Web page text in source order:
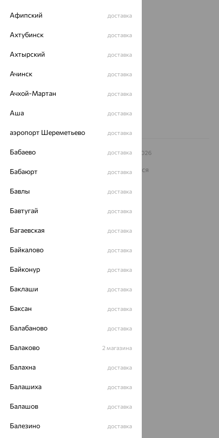
ул. Зегеля, 27/2
Другие города
Заказать звонок
© ООО «Ювелирный дом «Кристалл»,2009 – 2026
На информационном ресурсе применяются
рекомендательные технологии
ОГРН 1044800168379
Разработка сайта —
Афипский доставка
Ахтубинск доставка
Ахтырский доставка
Ачинск доставка
Ачхой-Мартан доставка
Аша доставка
аэропорт Шереметьево доставка
Бабаево доставка
Бабаюрт доставка
Бавлы доставка
Бавтугай доставка
Багаевская доставка
Байкалово доставка
Байконур доставка
Баклаши доставка
Баксан доставка
Балабаново доставка
Балаково 2 магазина
Балахна доставка
Балашиха доставка
Балашов доставка
Балезино доставка